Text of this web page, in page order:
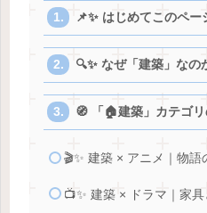
📌✨ はじめてこのペー
🔍✨ なぜ「建築」なの
🧭 「🏠建築」カテゴ
🎬✨ 建築 × アニメ｜物
📺✨ 建築 × ドラマ｜家